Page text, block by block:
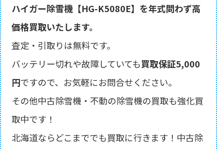
ハイガー除雪機【HG-K5080E】を年式問わず高
価格買取いたします。
査定・引取りは無料です。
バッテリー切れや故障していても買取保証5,000
円ですので、お気軽にお問合せください。
その他中古除雪機・不動の除雪機の買取も強化買
取中です！
北海道ならどこまででも買取に行きます！中古除